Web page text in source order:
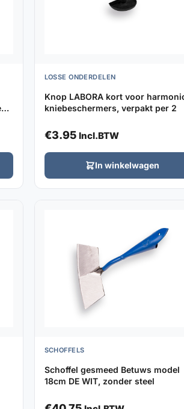
LOSSE ONDERDELEN
Knop LABORA kort voor
kniebeschermers, verpakt per 2
€3.95 Incl.BTW
In winkelwagen
SCHOFFELS
Schoffel gesmeed Betuws model
18cm DE WIT, zonder steel